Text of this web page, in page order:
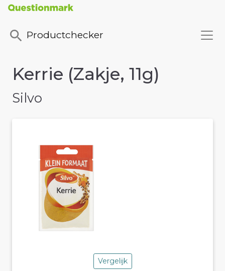
Productchecker
Kerrie (Zakje, 11g)
Silvo
Vergelijk